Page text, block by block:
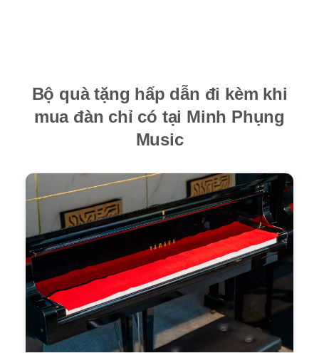
Bộ quà tặng hấp dẫn đi kèm khi
mua đàn chỉ có tại Minh Phụng
Music